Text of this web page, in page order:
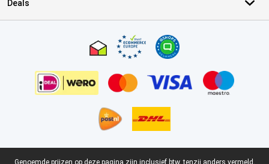
Deals
Genoemde prijzen op deze pagina zijn inclusief btw, tenzij anders vermeld.